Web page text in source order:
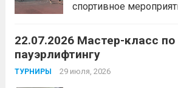
спортивное
«хоккей».Читать дальше
22.07.2026 Мастер-класс по
пауэрлифтингу
ТУРНИРЫ 29 июля, 2026